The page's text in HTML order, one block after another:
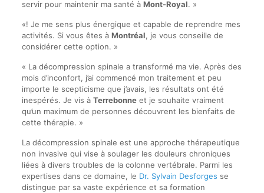
servir pour maintenir ma santé à Mont-Royal. »
«! Je me sens plus énergique et capable de reprendre mes
activités. Si vous êtes à Montréal, je vous conseille de
considérer cette option. »
« La décompression spinale a transformé ma vie. Après des
mois d’inconfort, j’ai commencé mon traitement et peu
importe le scepticisme que j’avais, les résultats ont été
inespérés. Je vis à Terrebonneet je souhaite vraiment
qu’un maximum de personnes découvrent les bienfaits de
cette thérapie. »
La décompression spinale est une approche thérapeutique
non invasive qui vise à soulager les douleurs chroniques
liées à divers troubles de la colonne vertébrale. Parmi les
expertises dans ce domaine, le Dr. Sylvain Desforges se
distingue par sa vaste expérience et sa formation